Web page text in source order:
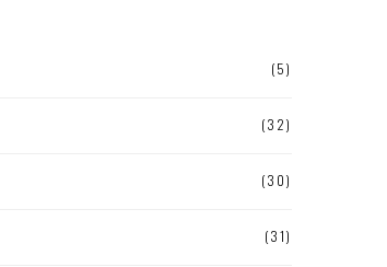
(5)
(32)
(30)
(31)